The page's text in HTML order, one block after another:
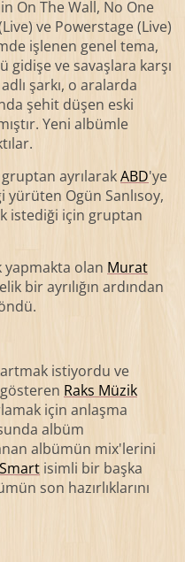
On The Wall, No One
ve Powerstage (Live)
işlenen genel tema,
ve savaşlara karşı
şarkı, o aralarda
şehit düşen eski
Yeni albümle
gruptan ayrılarakABD'ye
yürüten Ogün Sanlısoy,
istediği için gruptan
olan Murat
bir ayrılığın ardından
istiyordu ve
Raks Müzik
için anlaşma
albüm
albümün mix'lerini
isimli bir başka
son hazırlıklarını